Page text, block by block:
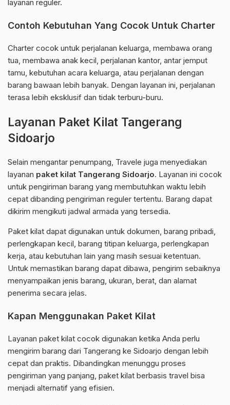
layanan reguler.
Contoh Kebutuhan Yang Cocok Untuk Charter
Charter cocok untuk perjalanan keluarga, membawa orang
tua, membawa anak kecil, perjalanan kantor, antar jemput
tamu, kebutuhan acara keluarga, atau perjalanan dengan
barang bawaan lebih banyak. Dengan layanan ini, perjalanan
terasa lebih eksklusif dan tidak terburu-buru.
Layanan Paket Kilat Tangerang
Sidoarjo
Selain mengantar penumpang, Travele juga menyediakan
layanan paket kilat Tangerang Sidoarjo. Layanan ini cocok
untuk pengiriman barang yang membutuhkan waktu lebih
cepat dibanding pengiriman reguler tertentu. Barang dapat
dikirim mengikuti jadwal armada yang tersedia.
Paket kilat dapat digunakan untuk dokumen, barang pribadi,
perlengkapan kecil, barang titipan keluarga, perlengkapan
kerja, atau kebutuhan lain yang masih sesuai ketentuan.
Untuk memastikan barang dapat dibawa, pengirim sebaiknya
menyampaikan jenis barang, ukuran, berat, dan alamat
penerima secara jelas.
Kapan Menggunakan Paket Kilat
Layanan paket kilat cocok digunakan ketika Anda perlu
mengirim barang dari Tangerang ke Sidoarjo dengan lebih
cepat dan praktis. Dibandingkan menunggu proses
pengiriman yang panjang, paket kilat berbasis travel bisa
menjadi alternatif yang efisien.